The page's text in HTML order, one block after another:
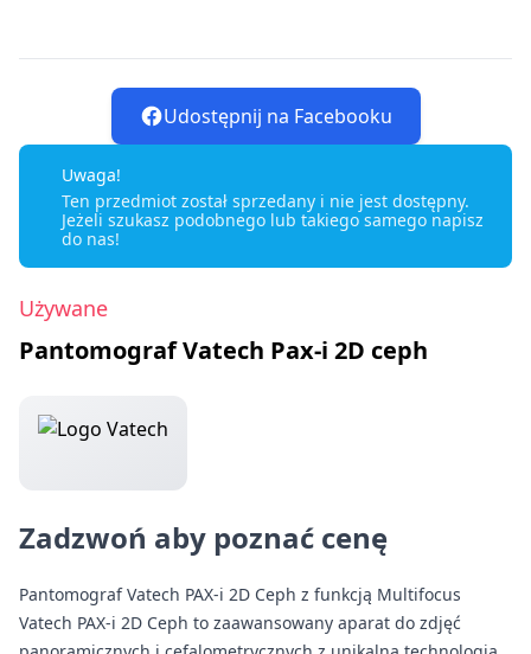
Udostępnij na Facebooku
Uwaga!
Ten przedmiot został sprzedany i nie jest dostępny.
Jeżeli szukasz podobnego lub takiego samego napisz
do nas!
Używane
Pantomograf Vatech Pax-i 2D ceph
Zadzwoń aby poznać cenę
Pantomograf Vatech PAX-i 2D Ceph z funkcją Multifocus
Vatech PAX-i 2D Ceph to zaawansowany aparat do zdjęć